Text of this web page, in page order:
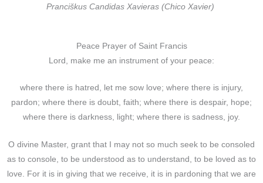
Pranciškus Candidas Xavieras (Chico Xavier)
Peace Prayer of Saint Francis
Lord, make me an instrument of your peace:
where there is hatred, let me sow love; where there is injury,
pardon; where there is doubt, faith; where there is despair, hope;
where there is darkness, light; where there is sadness, joy.
O divine Master, grant that I may not so much seek to be consoled
as to console, to be understood as to understand, to be loved as to
love. For it is in giving that we receive, it is in pardoning that we are